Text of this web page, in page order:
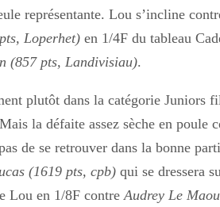
représentante. Lou s’incline
Loperhet) en 1/4F du tableau
(857 pts, Landivisiau).
plutôt dans la catégorie Juniors
la défaite assez sèche en poule
de se retrouver dans la bonne
(1619 pts, cpb) qui se dressera
Lou en 1/8F contreAudrey Le